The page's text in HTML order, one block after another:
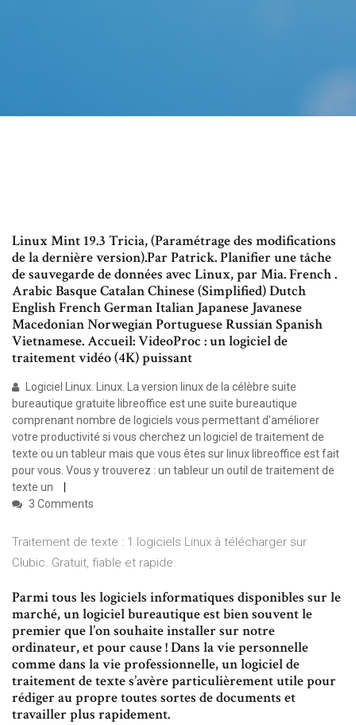
Linux Mint 19.3 Tricia, (Paramétrage des modifications
de la dernière version).Par Patrick. Planifier une tâche
de sauvegarde de données avec Linux, par Mia. French .
Arabic Basque Catalan Chinese (Simplified) Dutch
English French German Italian Japanese Javanese
Macedonian Norwegian Portuguese Russian Spanish
Vietnamese. Accueil: VideoProc : un logiciel de
traitement vidéo (4K) puissant
Logiciel Linux. Linux. La version linux de la célèbre suite
bureautique gratuite libreoffice est une suite bureautique
comprenant nombre de logiciels vous permettant d'améliorer
votre productivité si vous cherchez un logiciel de traitement de
texte ou un tableur mais que vous êtes sur linux libreoffice est fait
pour vous. Vous y trouverez : un tableur un outil de traitement de
texte un
3 Comments
Traitement de texte : 1 logiciels Linux à télécharger sur
Clubic. Gratuit, fiable et rapide.
Parmi tous les logiciels informatiques disponibles sur le
marché, un logiciel bureautique est bien souvent le
premier que l’on souhaite installer sur notre
ordinateur, et pour cause ! Dans la vie personnelle
comme dans la vie professionnelle, un logiciel de
traitement de texte s’avère particulièrement utile pour
rédiger au propre toutes sortes de documents et
travailler plus rapidement.